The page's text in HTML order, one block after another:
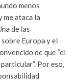
menos
me ataca la
de las
Europa y el
de que “el
Por eso,